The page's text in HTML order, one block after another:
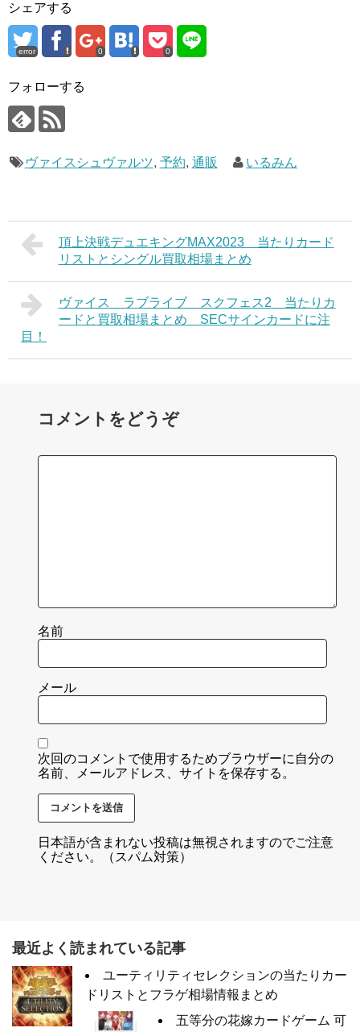
シェアする
error 0 0
フォローする
ヴァイスシュヴァルツ, 予約, 通販 いるみん
頂上決戦デュエキングMAX2023 当たりカード
リストとシングル買取相場まとめ
ヴァイス ラブライブ スクフェス2 当たりカ
ードと買取相場まとめ SECサインカードに注
目！
コメントをどうぞ
名前
メール
次回のコメントで使用するためブラウザーに自分の
名前、メールアドレス、サイトを保存する。
日本語が含まれない投稿は無視されますのでご注意
ください。（スパム対策）
最近よく読まれている記事
ユーティリティセレクションの当たりカー
ドリストとフラゲ相場情報まとめ
五等分の花嫁カードゲーム 可